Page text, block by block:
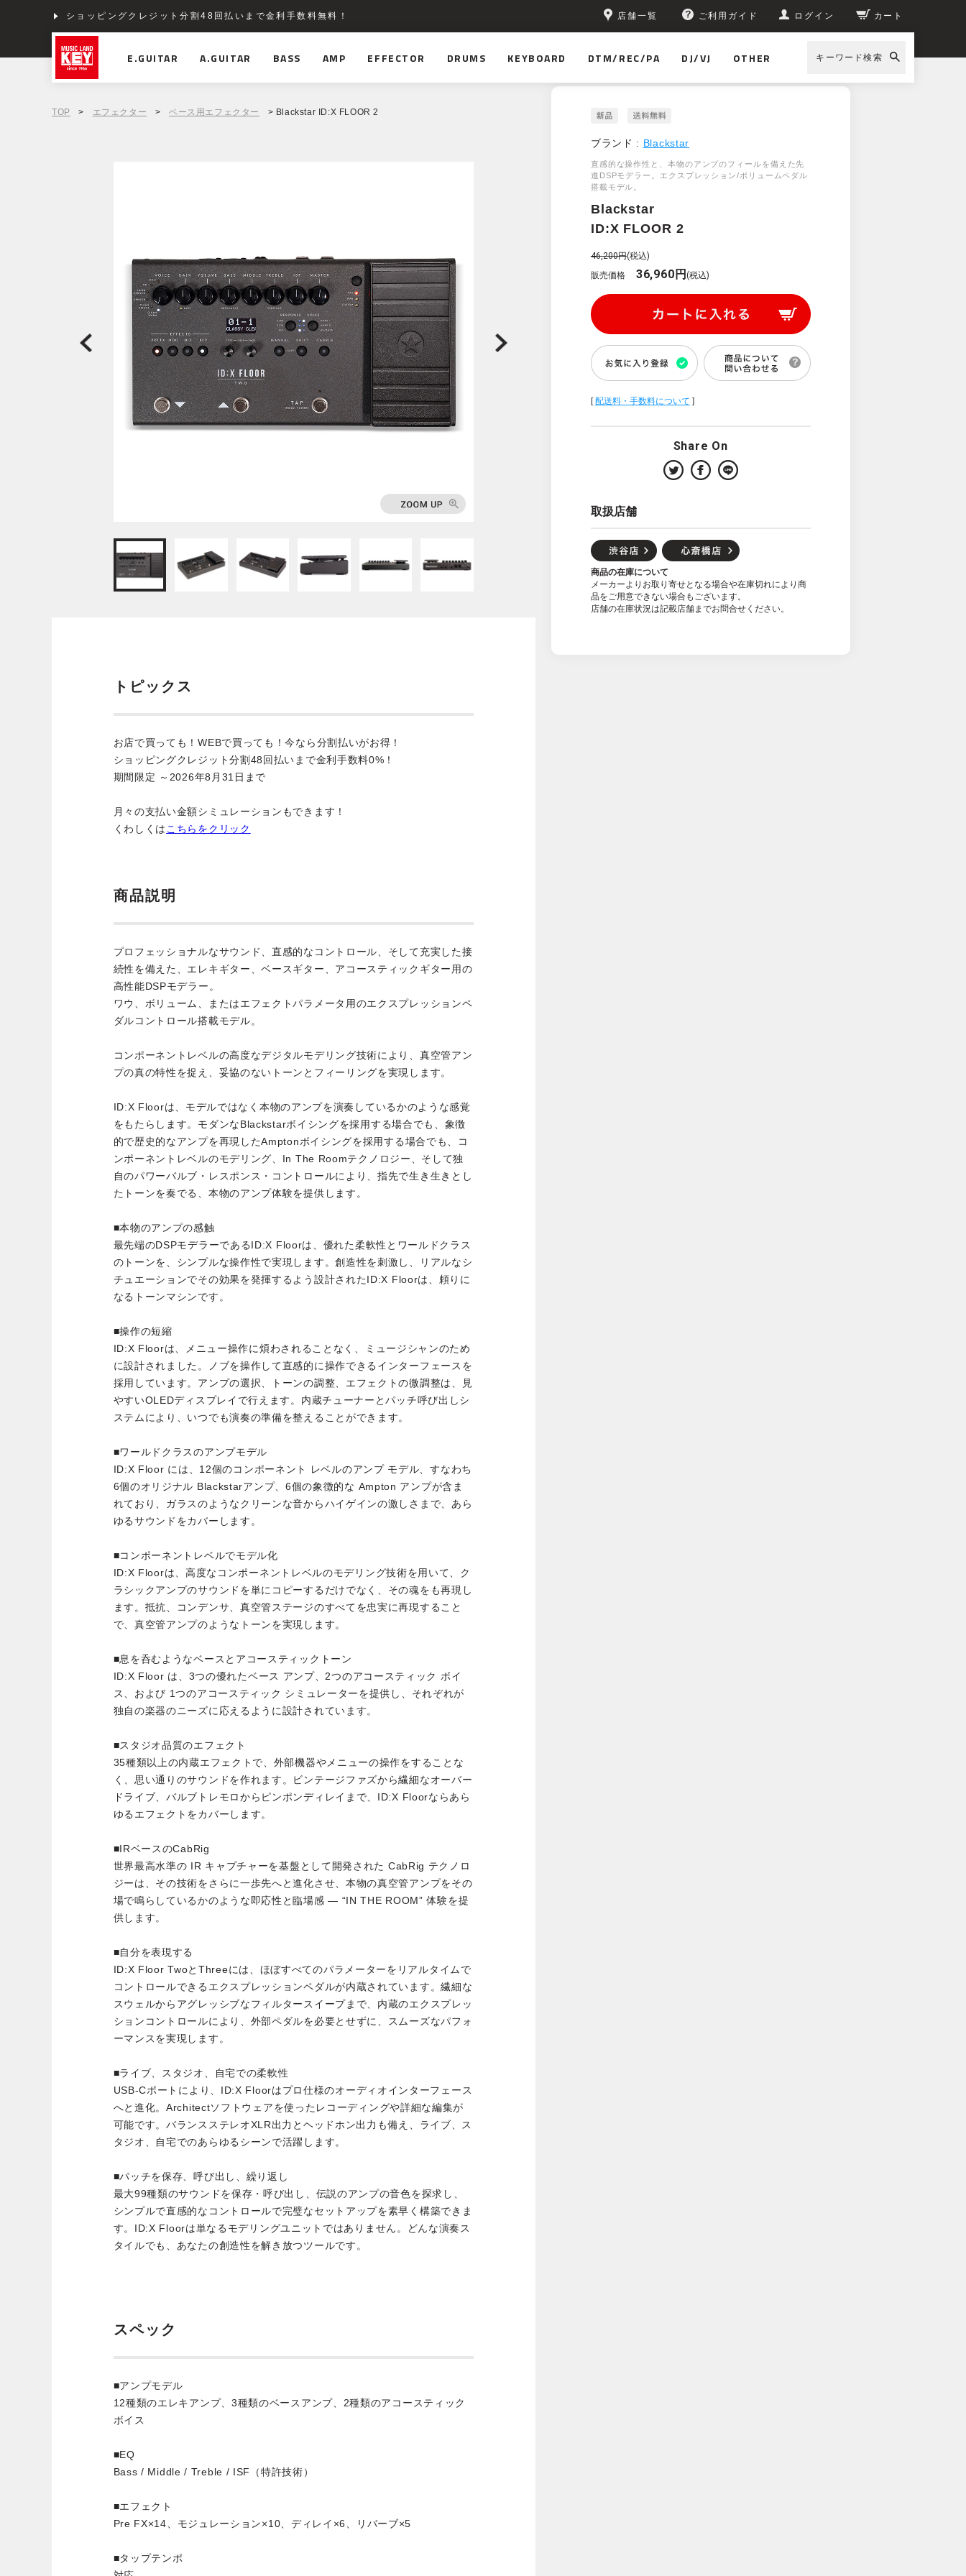
ショッピングクレジット分割48回払いまで金利手数料無料！ 店舗一覧 ご利用ガイド ログイン カート
E.GUITAR A.GUITAR BASS AMP EFFECTOR DRUMS KEYBOARD DTM/REC/PA DJ/VJ OTHER キーワード検索
TOP > エフェクター > ベース用エフェクター > Blackstar ID:X FLOOR 2
ブランド : Blackstar
直感的な操作性と、本物のアンプのフィールを備えた先
進DSPモデラー。エクスプレッション/ポリュームペダル
搭載モデル。
Blackstar
ID:X FLOOR 2
46,200円(税込)
販売価格
36,960円(税込)
[配送料・手数料について ]
Share On
取扱店舗
商品の在庫について
メーカーよりお取り寄せとなる場合や在庫切れにより商
品をご用意できない場合もございます。
店舗の在庫状況は記載店舗までお問合せください。
トピックス
お店で買っても！WEBで買っても！今なら分割払いがお得！
ショッピングクレジット分割48回払いまで金利手数料0%！
期間限定 ～2026年8月31日まで
月々の支払い金額シミュレーションもできます！
くわしくは こちらをクリック
商品説明
プロフェッショナルなサウンド、直感的なコントロール、そして充実した接
続性を備えた、エレキギター、ベースギター、アコースティックギター用の
高性能DSPモデラー。
ワウ、ボリューム、またはエフェクトパラメータ用のエクスプレッションペ
ダルコントロール搭載モデル。
コンポーネントレベルの高度なデジタルモデリング技術により、真空管アン
プの真の特性を捉え、妥協のないトーンとフィーリングを実現します。
ID:X Floorは、モデルではなく本物のアンプを演奏しているかのような感覚
をもたらします。モダンなBlackstarボイシングを採用する場合でも、象徴
的で歴史的なアンプを再現したAmptonボイシングを採用する場合でも、コ
ンポーネントレベルのモデリング、In The Roomテクノロジー、そして独
自のパワーバルブ・レスポンス・コントロールにより、指先で生き生きとし
たトーンを奏でる、本物のアンプ体験を提供します。
■本物のアンプの感触
最先端のDSPモデラーであるID:X Floorは、優れた柔軟性とワールドクラス
のトーンを、シンプルな操作性で実現します。創造性を刺激し、リアルなシ
チュエーションでその効果を発揮するよう設計されたID:X Floorは、頼りに
なるトーンマシンです。
■操作の短縮
ID:X Floorは、メニュー操作に煩わされることなく、ミュージシャンのため
に設計されました。ノブを操作して直感的に操作できるインターフェースを
採用しています。アンプの選択、トーンの調整、エフェクトの微調整は、見
やすいOLEDディスプレイで行えます。内蔵チューナーとパッチ呼び出しシ
ステムにより、いつでも演奏の準備を整えることができます。
■ワールドクラスのアンプモデル
ID:X Floor には、12個のコンポーネント レベルのアンプ モデル、すなわち
6個のオリジナル Blackstarアンプ、6個の象徴的な Ampton アンプが含ま
れており、ガラスのようなクリーンな音からハイゲインの激しさまで、あら
ゆるサウンドをカバーします。
■コンポーネントレベルでモデル化
ID:X Floorは、高度なコンポーネントレベルのモデリング技術を用いて、ク
ラシックアンプのサウンドを単にコピーするだけでなく、その魂をも再現し
ます。抵抗、コンデンサ、真空管ステージのすべてを忠実に再現すること
で、真空管アンプのようなトーンを実現します。
■息を呑むようなベースとアコースティックトーン
ID:X Floor は、3つの優れたベース アンプ、2つのアコースティック ボイ
ス、および 1つのアコースティック シミュレーターを提供し、それぞれが
独自の楽器のニーズに応えるように設計されています。
■スタジオ品質のエフェクト
35種類以上の内蔵エフェクトで、外部機器やメニューの操作をすることな
く、思い通りのサウンドを作れます。ビンテージファズから繊細なオーバー
ドライブ、バルブトレモロからピンポンディレイまで、ID:X Floorならあら
ゆるエフェクトをカバーします。
■IRベースのCabRig
世界最高水準の IR キャプチャーを基盤として開発された CabRig テクノロ
ジーは、その技術をさらに一歩先へと進化させ、本物の真空管アンプをその
場で鳴らしているかのような即応性と臨場感 ― “IN THE ROOM” 体験を提
供します。
■自分を表現する
ID:X Floor TwoとThreeには、ほぼすべてのパラメーターをリアルタイムで
コントロールできるエクスプレッションペダルが内蔵されています。繊細な
スウェルからアグレッシブなフィルタースイープまで、内蔵のエクスプレッ
ションコントロールにより、外部ペダルを必要とせずに、スムーズなパフォ
ーマンスを実現します。
■ライブ、スタジオ、自宅での柔軟性
USB-Cポートにより、ID:X Floorはプロ仕様のオーディオインターフェース
へと進化。Architectソフトウェアを使ったレコーディングや詳細な編集が
可能です。バランスステレオXLR出力とヘッドホン出力も備え、ライブ、ス
タジオ、自宅でのあらゆるシーンで活躍します。
■パッチを保存、呼び出し、繰り返し
最大99種類のサウンドを保存・呼び出し、伝説のアンプの音色を探求し、
シンプルで直感的なコントロールで完璧なセットアップを素早く構築できま
す。ID:X Floorは単なるモデリングユニットではありません。どんな演奏ス
タイルでも、あなたの創造性を解き放つツールです。
スペック
■アンプモデル
12種類のエレキアンプ、3種類のベースアンプ、2種類のアコースティック
ボイス
■EQ
Bass / Middle / Treble / ISF（特許技術）
■エフェクト
Pre FX×14、モジュレーション×10、ディレイ×6、リバーブ×5
■タップテンポ